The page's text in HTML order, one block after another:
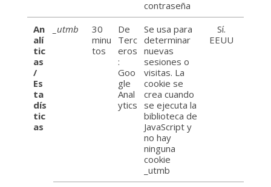
contraseña
An
alí
tic
as
/
Es
ta
dís
tic
as
_utmb
30
minu
tos
De
Terc
eros
:
Goo
gle
Anal
ytics
Se usa para
determinar
nuevas
sesiones o
visitas. La
cookie se
crea cuando
se ejecuta la
biblioteca de
JavaScript y
no hay
ninguna
cookie
_utmb
Sí.
EEUU